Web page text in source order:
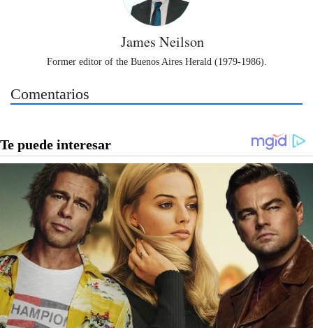
James Neilson
Former editor of the Buenos Aires Herald (1979-1986).
Comentarios